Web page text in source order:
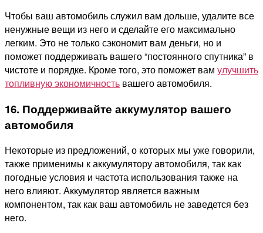
Чтобы ваш автомобиль служил вам дольше, удалите все
ненужные вещи из него и сделайте его максимально
легким. Это не только сэкономит вам деньги, но и
поможет поддерживать вашего “постоянного спутника” в
чистоте и порядке. Кроме того, это поможет вам улучшить
топливную экономичность вашего автомобиля.
16. Поддерживайте аккумулятор вашего
автомобиля
Некоторые из предложений, о которых мы уже говорили,
также применимы к аккумулятору автомобиля, так как
погодные условия и частота использования также на
него влияют. Аккумулятор является важным
компонентом, так как ваш автомобиль не заведется без
него.